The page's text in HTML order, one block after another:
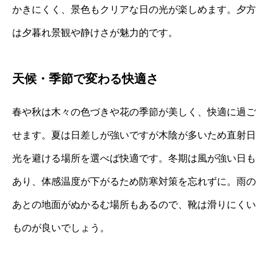
かきにくく、景色もクリアな日の光が楽しめます。夕方
は夕暮れ景観や静けさが魅力的です。
天候・季節で変わる快適さ
春や秋は木々の色づきや花の季節が美しく、快適に過ご
せます。夏は日差しが強いですが木陰が多いため直射日
光を避ける場所を選べば快適です。冬期は風が強い日も
あり、体感温度が下がるため防寒対策を忘れずに。雨の
あとの地面がぬかるむ場所もあるので、靴は滑りにくい
ものが良いでしょう。